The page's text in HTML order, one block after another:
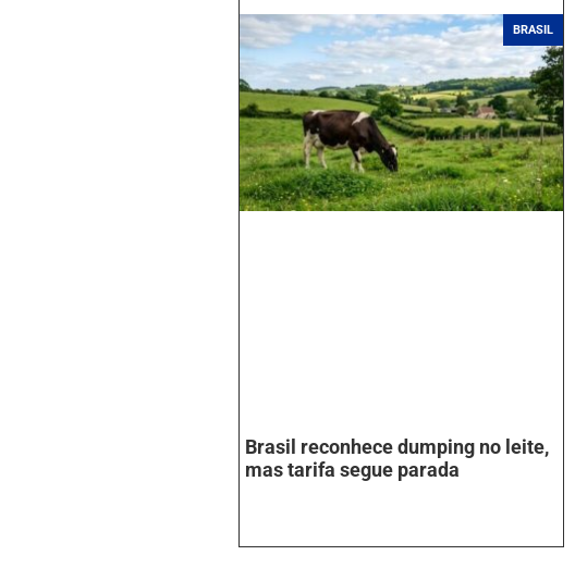
BRASIL
Brasil reconhece dumping no leite,
mas tarifa segue parada